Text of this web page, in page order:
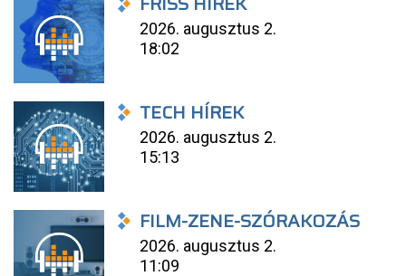
2026. augusztus 2.
18:02
TECH HÍREK
2026. augusztus 2.
15:13
FILM-ZENE-SZÓRAKOZÁS
2026. augusztus 2.
11:09